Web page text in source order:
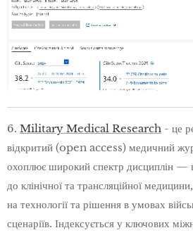
6. Military Medical Research - це
відкритий (open access) медичний
охоплює широкий спектр дисциплін —
до клінічної та трансляційної
на технології та рішення в умовах
сценаріїв. Індексується у ключових